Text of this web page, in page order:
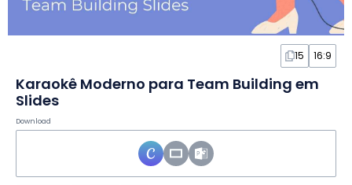
15 16:9
Karaokê Moderno para Team Building em
Slides
Download